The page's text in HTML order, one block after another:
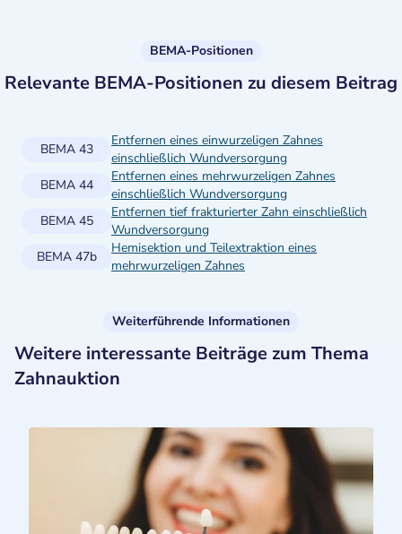
BEMA-Positionen
Relevante BEMA-Positionen zu diesem Beitrag
BEMA 43
Entfernen eines einwurzeligen Zahnes
einschließlich Wundversorgung
BEMA 44
Entfernen eines mehrwurzeligen Zahnes
einschließlich Wundversorgung
BEMA 45
Entfernen tief frakturierter Zahn einschließlich
Wundversorgung
BEMA 47b
Hemisektion und Teilextraktion eines
mehrwurzeligen Zahnes
Weiterführende Informationen
Weitere interessante Beiträge zum Thema
Zahnauktion